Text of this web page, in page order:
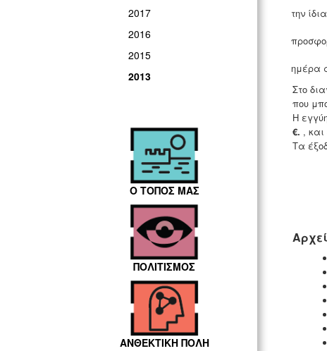
2017
2016
2015
2013
Ο ΤΟΠΟΣ ΜΑΣ
ΠΟΛΙΤΙΣΜΟΣ
ΑΝΘΕΚΤΙΚΗ ΠΟΛΗ
την
ημέρα
Στο
που
Η
€. ,
Τα